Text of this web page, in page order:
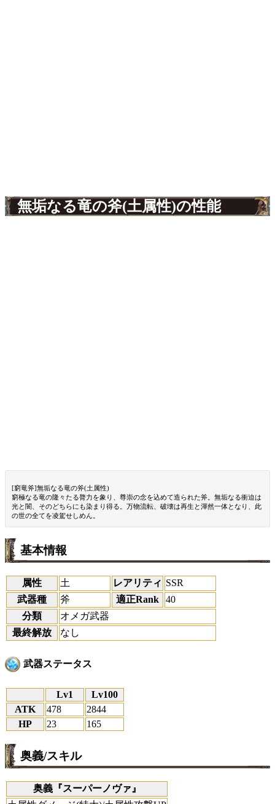
無垢なる竜の斧(土属性)の性能
[窮竜斧]無垢なる竜の斧(土属性)
窮極なる竜の隆々たる膂力を象り、尊崇の念を込めて造られた斧。無垢なる衝迫は
光と闇、そのどちらにも染まり得る。万物流転、破壊は再生と渾然一体となり、此
の世の全てを凌駕せしめん。
基本情報
属性 土 レアリティ SSR
武器種
斧 適正Rank
40
分類
オメガ武器
最終解放
なし
武器ステータス
Lv1
Lv100
ATK
478
2844
HP
23 165
奥義/スキル
奥義『スーパーノヴァ』